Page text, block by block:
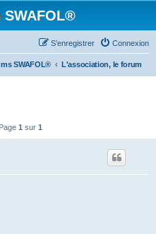
Connexion
S’enregistrer
SWAFOL® L'association, le forum
1 sur 1